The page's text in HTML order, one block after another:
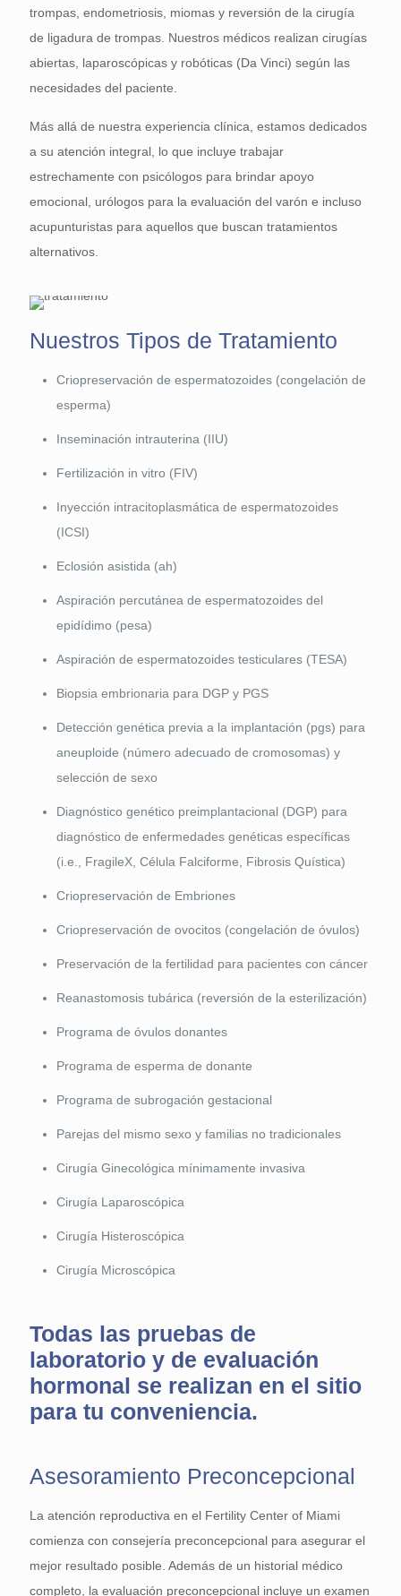
trompas, endometriosis, miomas y reversión de la cirugía
de ligadura de trompas. Nuestros médicos realizan cirugías
abiertas, laparoscópicas y robóticas (Da Vinci) según las
necesidades del paciente.
Más allá de nuestra experiencia clínica, estamos dedicados
a su atención integral, lo que incluye trabajar
estrechamente con psicólogos para brindar apoyo
emocional, urólogos para la evaluación del varón e incluso
acupunturistas para aquellos que buscan tratamientos
alternativos.
Nuestros Tipos de Tratamiento
Criopreservación de espermatozoides (congelación de
esperma)
Inseminación intrauterina (IIU)
Fertilización in vitro (FIV)
Inyección intracitoplasmática de espermatozoides
(ICSI)
Eclosión asistida (ah)
Aspiración percutánea de espermatozoides del
epidídimo (pesa)
Aspiración de espermatozoides testiculares (TESA)
Biopsia embrionaria para DGP y PGS
Detección genética previa a la implantación (pgs) para
aneuploide (número adecuado de cromosomas) y
selección de sexo
Diagnóstico genético preimplantacional (DGP) para
diagnóstico de enfermedades genéticas específicas
(i.e., FragileX, Célula Falciforme, Fibrosis Quística)
Criopreservación de Embriones
Criopreservación de ovocitos (congelación de óvulos)
Preservación de la fertilidad para pacientes con cáncer
Reanastomosis tubárica (reversión de la esterilización)
Programa de óvulos donantes
Programa de esperma de donante
Programa de subrogación gestacional
Parejas del mismo sexo y familias no tradicionales
Cirugía Ginecológica mínimamente invasiva
Cirugía Laparoscópica
Cirugía Histeroscópica
Cirugía Microscópica
Todas las pruebas de
laboratorio y de evaluación
hormonal se realizan en el sitio
para tu conveniencia.
Asesoramiento Preconcepcional
La atención reproductiva en el Fertility Center of Miami
comienza con consejería preconcepcional para asegurar el
mejor resultado posible. Además de un historial médico
completo, la evaluación preconcepcional incluye un examen